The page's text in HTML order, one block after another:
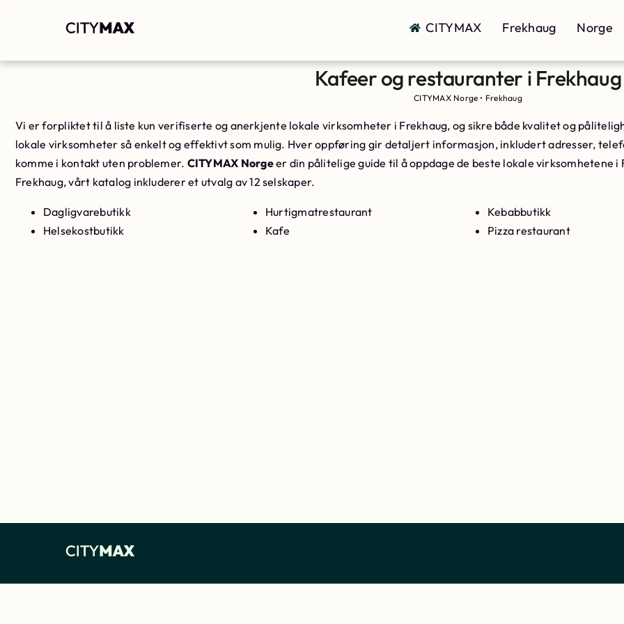
CITYMAX Frekhaug Norge
Kafeer og restauranter i Frekhaug
CITYMAX Norge • Frekhaug
Vi er forpliktet til å liste kun verifiserte og anerkjente lokale virksomheter i Frekhaug, og sikre både kvalitet og
lokale virksomheter så enkelt og effektivt som mulig. Hver oppføring gir detaljert informasjon, inkludert adresser,
komme i kontakt uten problemer. CITYMAX Norgeer din pålitelige guide til å oppdage de beste lokale virksomhetene i
Frekhaug, vårt katalog inkluderer et utvalg av 12 selskaper.
Dagligvarebutikk
Helsekostbutikk
Hurtigmatrestaurant
Kafe
Kebabbutikk
Pizza restaurant